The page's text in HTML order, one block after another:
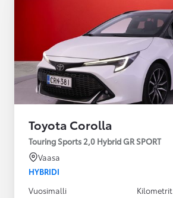
Toyota Corolla
Touring Sports 2,0 Hybrid GR SPORT
Vaasa
HYBRIDI
Vuosimalli
Kilometrit